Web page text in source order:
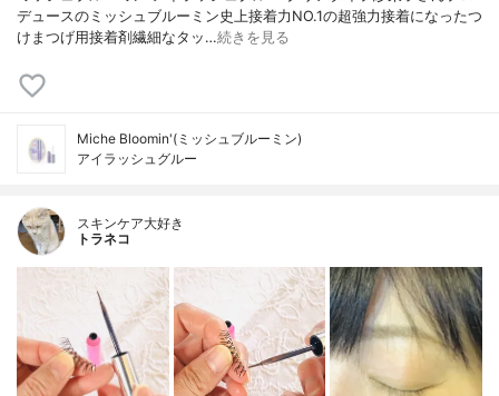
デュースのミッシュブルーミン史上接着力NO.1の超強力接着になったつ
けまつげ用接着剤繊細なタッ…続きを見る
Miche Bloomin'(ミッシュブルーミン)
アイラッシュグルー
スキンケア大好き
トラネコ